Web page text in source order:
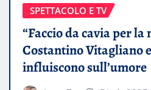
SPETTACOLO E TV
“Faccio da cavia per la
Costantino Vitagliano
influiscono sull’umore